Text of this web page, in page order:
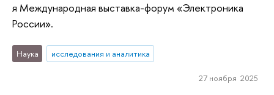
я Международная выставка-форум «Электроника
России».
Наука исследования и аналитика
27 ноября 2025